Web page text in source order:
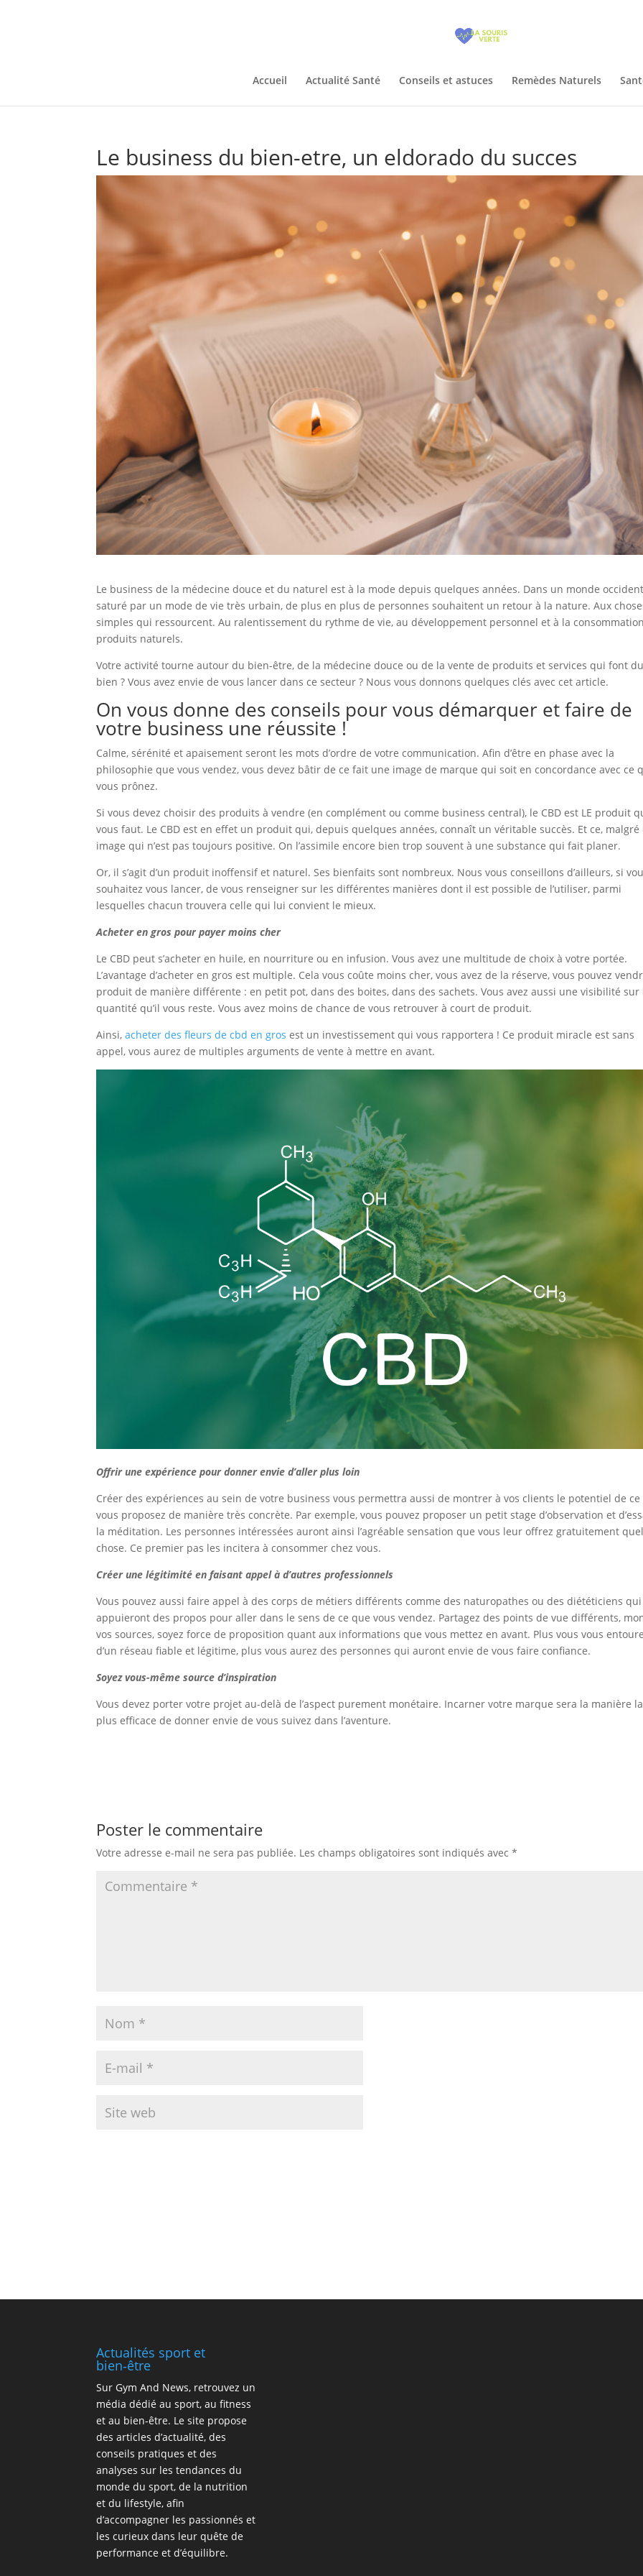
Accueil Actualité Santé Conseils et astuces Remèdes Naturels
Le business du bien-etre, un eldorado du succes
Le business de la médecine douce et du naturel est à la mode depuis quelques années. Dans un monde
saturé par un mode de vie très urbain, de plus en plus de personnes souhaitent un retour à la nature. Aux
simples qui ressourcent. Au ralentissement du rythme de vie, au développement personnel et à la
produits naturels.
Votre activité tourne autour du bien-être, de la médecine douce ou de la vente de produits et services qui font du
bien ? Vous avez envie de vous lancer dans ce secteur ? Nous vous donnons quelques clés avec cet article.
On vous donne des conseils pour vous démarquer et faire de
votre business une réussite !
Calme, sérénité et apaisement seront les mots d’ordre de votre communication. Afin d’être en phase avec la
philosophie que vous vendez, vous devez bâtir de ce fait une image de marque qui soit en concordance avec ce
vous prônez.
Si vous devez choisir des produits à vendre (en complément ou comme business central), le CBD est LE produit
vous faut. Le CBD est en effet un produit qui, depuis quelques années, connaît un véritable succès. Et ce, malgré
image qui n’est pas toujours positive. On l’assimile encore bien trop souvent à une substance qui fait planer.
Or, il s’agit d’un produit inoffensif et naturel. Ses bienfaits sont nombreux. Nous vous conseillons d’ailleurs, si
souhaitez vous lancer, de vous renseigner sur les différentes manières dont il est possible de l’utiliser, parmi
lesquelles chacun trouvera celle qui lui convient le mieux.
Acheter en gros pour payer moins cher
Le CBD peut s’acheter en huile, en nourriture ou en infusion. Vous avez une multitude de choix à votre portée.
L’avantage d’acheter en gros est multiple. Cela vous coûte moins cher, vous avez de la réserve, vous pouvez
produit de manière différente : en petit pot, dans des boites, dans des sachets. Vous avez aussi une visibilité sur
quantité qu’il vous reste. Vous avez moins de chance de vous retrouver à court de produit.
Ainsi,acheter des fleurs de cbd en gros est un investissement qui vous rapportera ! Ce produit miracle est sans
appel, vous aurez de multiples arguments de vente à mettre en avant.
Offrir une expérience pour donner envie d’aller plus loin
Créer des expériences au sein de votre business vous permettra aussi de montrer à vos clients le potentiel de ce
vous proposez de manière très concrète. Par exemple, vous pouvez proposer un petit stage d’observation et
la méditation. Les personnes intéressées auront ainsi l’agréable sensation que vous leur offrez gratuitement
chose. Ce premier pas les incitera à consommer chez vous.
Créer une légitimité en faisant appel à d’autres professionnels
Vous pouvez aussi faire appel à des corps de métiers différents comme des naturopathes ou des diététiciens qui
appuieront des propos pour aller dans le sens de ce que vous vendez. Partagez des points de vue différents,
vos sources, soyez force de proposition quant aux informations que vous mettez en avant. Plus vous vous
d’un réseau fiable et légitime, plus vous aurez des personnes qui auront envie de vous faire confiance.
Soyez vous-même source d’inspiration
Vous devez porter votre projet au-delà de l’aspect purement monétaire. Incarner votre marque sera la manière la
plus efficace de donner envie de vous suivez dans l’aventure.
Poster le commentaire
Votre adresse e-mail ne sera pas publiée. Les champs obligatoires sont indiqués avec*
Actualités sport et
bien‑être
SurGym And News, retrouvez un
média dédié au sport, au fitness
et au bien‑être. Le site propose
des articles d’actualité, des
conseils pratiques et des
analyses sur les tendances du
monde du sport, de la nutrition
et du lifestyle, afin
d’accompagner les passionnés et
les curieux dans leur quête de
performance et d’équilibre.